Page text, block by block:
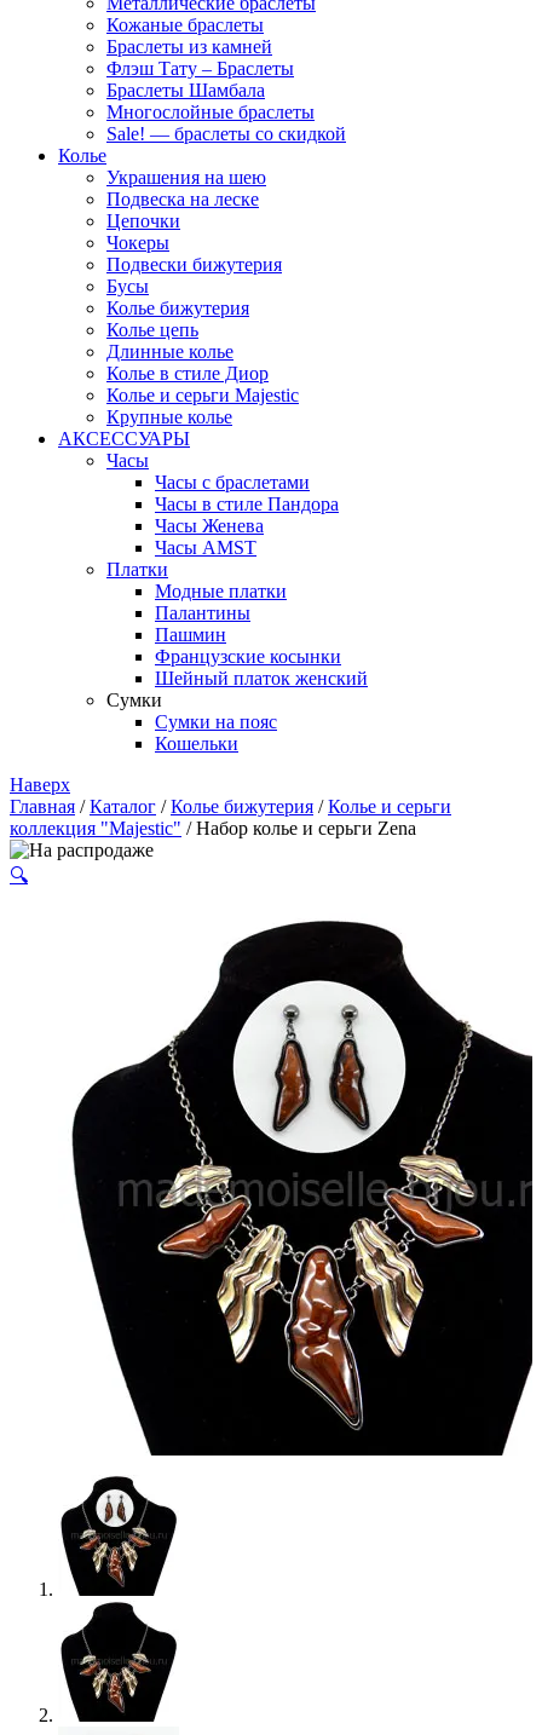
Кожаные браслеты
Браслеты из камней
Флэш Тату – Браслеты
Браслеты Шамбала
Многослойные браслеты
Sale! — браслеты со скидкой
Колье
Украшения на шею
Подвеска на леске
Цепочки
Чокеры
Подвески бижутерия
Бусы
Колье бижутерия
Колье цепь
Длинные колье
Колье в стиле Диор
Колье и серьги Majestic
Крупные колье
АКСЕССУАРЫ
Часы
Часы с браслетами
Часы в стиле Пандора
Часы Женева
Часы AMST
Платки
Модные платки
Палантины
Пашмин
Французские косынки
Шейный платок женский
Сумки
Сумки на пояс
Кошельки
Наверх
Главная /Каталог /Колье бижутерия /Колье и серьги
коллекция "Majestic" / Набор колье и серьги Zena
🔍